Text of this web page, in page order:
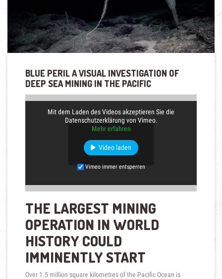
BLUE PERIL A VISUAL INVESTIGATION OF
DEEP SEA MINING IN THE PACIFIC
Mit dem Laden des Videos akzeptieren Sie die
Datenschutzerklärung von Vimeo.
Mehr erfahren
Video laden
Vimeo immer entsperren
THE LARGEST MINING
OPERATION IN WORLD
HISTORY COULD
IMMINENTLY START
Over 1.5 million square kilometres of the Pacific Ocean is